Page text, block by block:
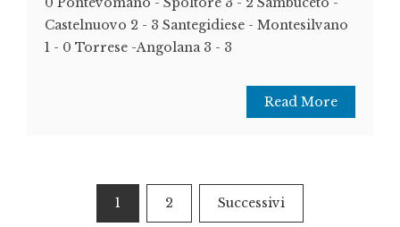
Castelnuovo 2 - 3 Santegidiese - Montesilvano
1 - 0 Torrese -Angolana 3 - 3
Read More
Paginazione
1 2 Successivi